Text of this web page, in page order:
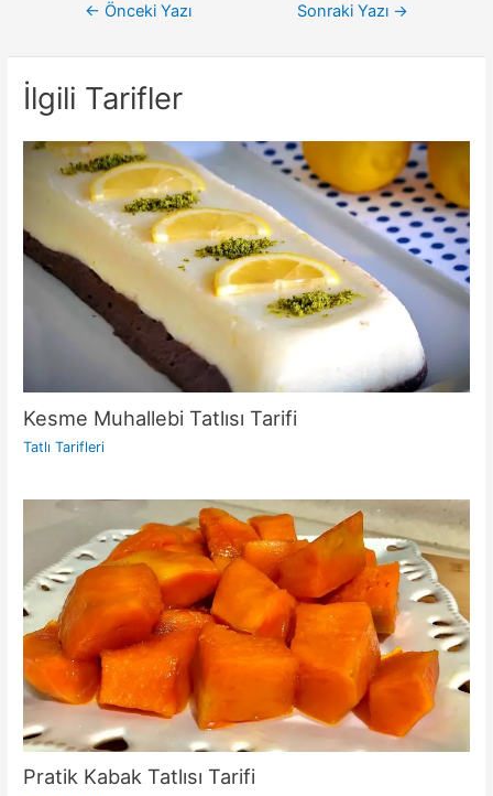
← Önceki Yazı Sonraki Yazı →
İlgili Tarifler
Kesme Muhallebi Tatlısı Tarifi
Tatlı Tarifleri
Pratik Kabak Tatlısı Tarifi